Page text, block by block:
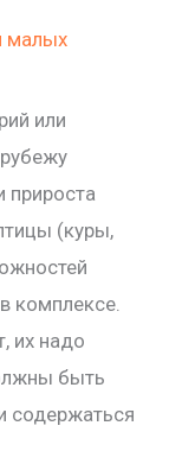
малых
или
прироста
(куры,
комплексе.
их надо
быть
содержаться